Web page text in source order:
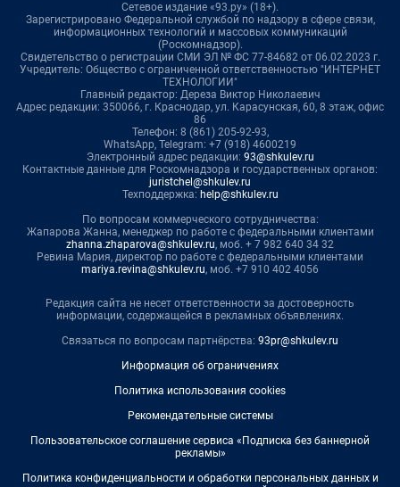
Сетевое издание «93.ру» (18+).
Зарегистрировано Федеральной службой по надзору в сфере связи,
информационных технологий и массовых коммуникаций
(Роскомнадзор).
Свидетельство о регистрации СМИ ЭЛ № ФС 77-84682 от 06.02.2023 г.
Учредитель: Общество с ограниченной ответственностью "ИНТЕРНЕТ
ТЕХНОЛОГИИ"
Главный редактор: Дереза Виктор Николаевич
Адрес редакции: 350066, г. Краснодар, ул. Карасунская, 60, 8 этаж, офис
86
Телефон: 8 (861) 205-92-93,
WhatsApp, Telegram: +7 (918) 4600219
Электронный адрес редакции: 93@shkulev.ru
Контактные данные для Роскомнадзора и государственных органов:
juristchel@shkulev.ru
Техподдержка: help@shkulev.ru
По вопросам коммерческого сотрудничества:
Жапарова Жанна, менеджер по работе с федеральными клиентами
zhanna.zhaparova@shkulev.ru, моб. + 7 982 640 34 32
Ревина Мария, директор по работе с федеральными клиентами
mariya.revina@shkulev.ru, моб. +7 910 402 4056
Редакция сайта не несет ответственности за достоверность
информации, содержащейся в рекламных объявлениях.
Связаться по вопросам партнёрства: 93pr@shkulev.ru
Информация об ограничениях
Политика использования cookies
Рекомендательные системы
Пользовательское соглашение сервиса «Подписка без баннерной
рекламы»
Политика конфиденциальности и обработки персональных данных и